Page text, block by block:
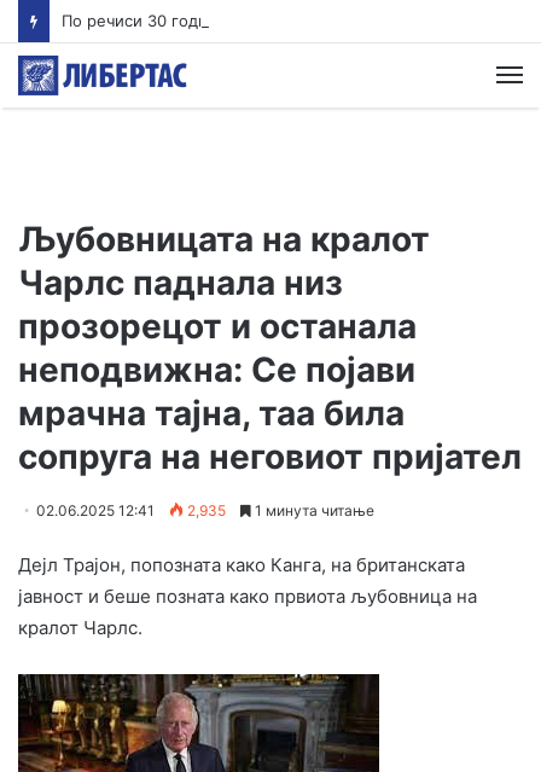
Љубовницата на кралот
Чарлс паднала низ
прозорецот и останала
неподвижна: Се појави
мрачна тајна, таа била
сопруга на неговиот пријател
02.06.2025 12:41 2,935 1 минута читање
Дејл Трајон, попознатa како Канга, на британската
јавност и беше познатa како првиотa љубовница на
кралот Чарлс.